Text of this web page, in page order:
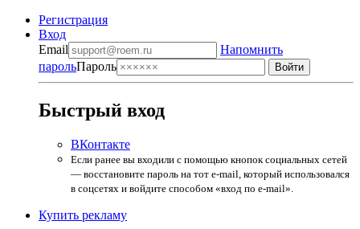
Регистрация
Вход
Email
Напомнить
парольПароль
Быстрый вход
ВКонтакте
Если ранее вы входили с помощью кнопок социальных сетей
— восстановите пароль на тот e-mail, который использовался
в соцсетях и войдите способом «вход по e-mail».
Купить рекламу